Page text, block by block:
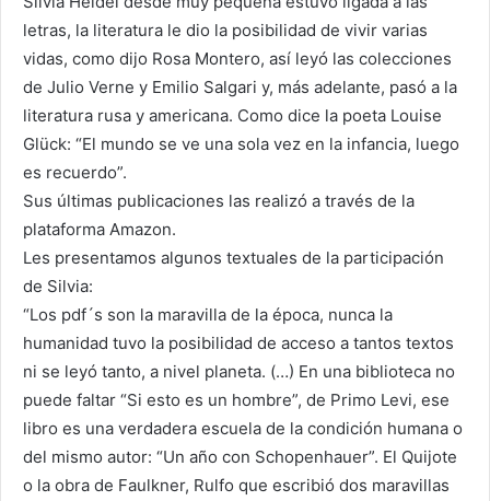
letras, la literatura le dio la posibilidad de vivir varias
vidas, como dijo Rosa Montero, así leyó las colecciones
de Julio Verne y Emilio Salgari y, más adelante, pasó a la
literatura rusa y americana. Como dice la poeta Louise
Glück: “El mundo se ve una sola vez en la infancia, luego
es recuerdo”.
Sus últimas publicaciones las realizó a través de la
plataforma Amazon.
Les presentamos algunos textuales de la participación
de Silvia:
“Los pdf´s son la maravilla de la época, nunca la
humanidad tuvo la posibilidad de acceso a tantos textos
ni se leyó tanto, a nivel planeta. (…) En una biblioteca no
puede faltar “Si esto es un hombre”, de Primo Levi, ese
libro es una verdadera escuela de la condición humana o
del mismo autor: “Un año con Schopenhauer”. El Quijote
o la obra de Faulkner, Rulfo que escribió dos maravillas